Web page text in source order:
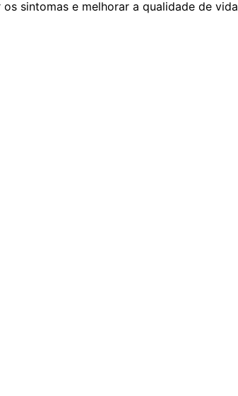
sintomas e melhorar a qualidade de vida